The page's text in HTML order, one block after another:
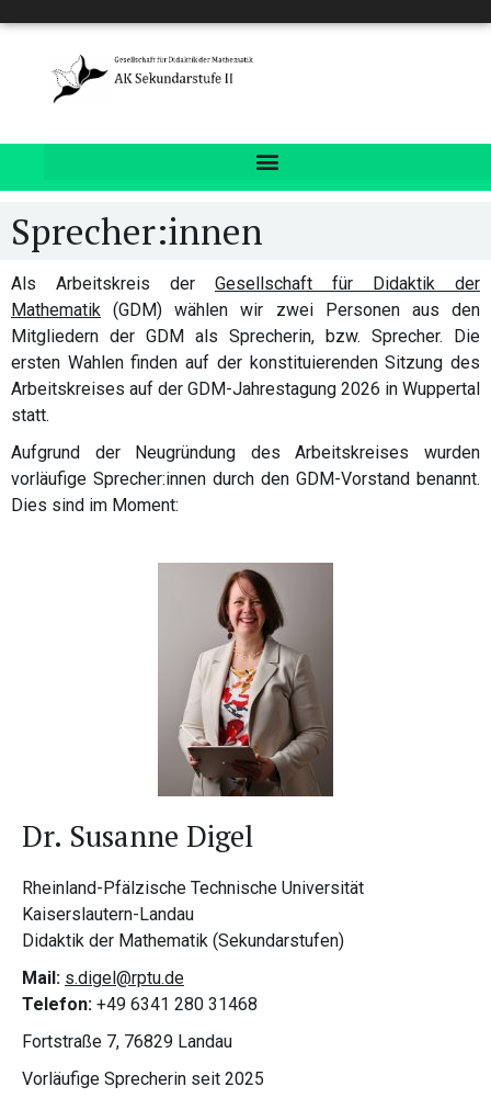
Sprecher:innen
Als Arbeitskreis der Gesellschaft für Didaktik der
Mathematik (GDM) wählen wir zwei Personen aus den
Mitgliedern der GDM als Sprecherin, bzw. Sprecher. Die
ersten Wahlen finden auf der konstituierenden Sitzung des
Arbeitskreises auf der GDM-Jahrestagung 2026 in Wuppertal
statt.
Aufgrund der Neugründung des Arbeitskreises wurden
vorläufige Sprecher:innen durch den GDM-Vorstand benannt.
Dies sind im Moment:
Dr. Susanne Digel
Rheinland-Pfälzische Technische Universität
Kaiserslautern-Landau
Didaktik der Mathematik (Sekundarstufen)
Mail: s.digel@rptu.de
Telefon: +49 6341 280 31468
Fortstraße 7, 76829 Landau
Vorläufige Sprecherin seit 2025